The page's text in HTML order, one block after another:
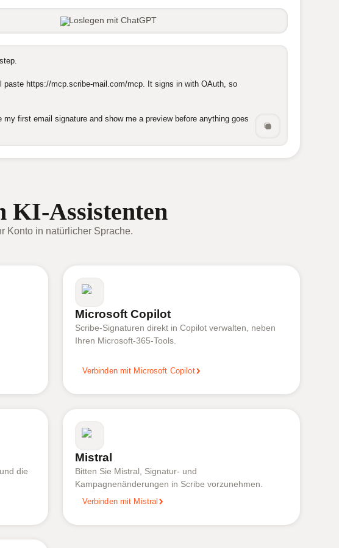
Loslegen mit ChatGPT
https://mcp.scribe-mail.com/mcp. It signs in with OAuth, so
first email signature and show me a preview before anything goes
KI-Assistenten
Konto in natürlicher Sprache.
Microsoft Copilot
Scribe-Signaturen direkt in Copilot verwalten, neben
Ihren Microsoft-365-Tools.
Verbinden mit Microsoft Copilot
die
Mistral
Bitten Sie Mistral, Signatur- und
Kampagnenänderungen in Scribe vorzunehmen.
Verbinden mit Mistral